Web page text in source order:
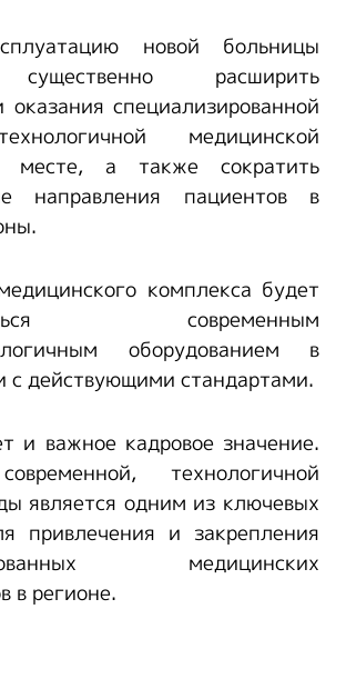
новой больницы
расширить
оказания специализированной
медицинской
а также сократить
направления пациентов в
комплекса будет
современным
оборудованием в
с действующими стандартами.
и важное кадровое значение.
технологичной
является одним из ключевых
привлечения и закрепления
медицинских
в регионе.